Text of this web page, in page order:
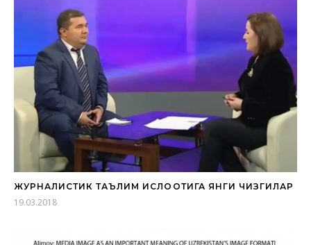
ЖУРНАЛИСТИК ТАЪЛИМ ИСЛОҲОТИГА ЯНГИ ЧИЗГИЛАР
19.03.2018